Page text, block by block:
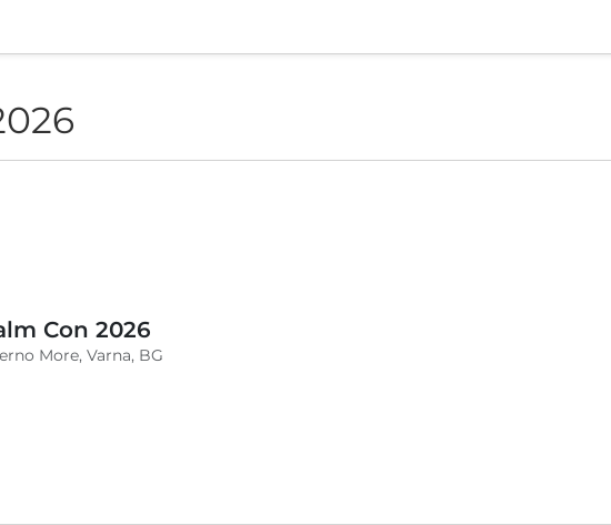
Con 2026
More, Varna, BG